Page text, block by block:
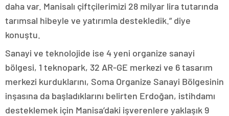
daha var. Manisalı çiftçilerimizi 28 milyar lira tutarında
tarımsal hibeyle ve yatırımla destekledik.” diye
konuştu.
Sanayi ve teknolojide ise 4 yeni organize sanayi
bölgesi, 1 teknopark, 32 AR-GE merkezi ve 6 tasarım
merkezi kurduklarını, Soma Organize Sanayi Bölgesinin
inşasına da başladıklarını belirten Erdoğan, istihdamı
desteklemek için Manisa’daki işverenlere yaklaşık 9